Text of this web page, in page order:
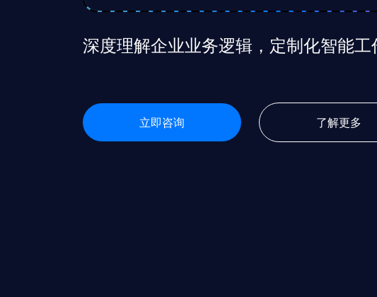
深度理解企业业务逻辑，定制化智能工
立即咨询 了解更多